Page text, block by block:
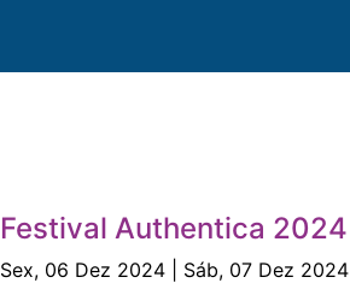
Festival Authentica 2024
Sex, 06 Dez 2024 | Sáb, 07 Dez 2024